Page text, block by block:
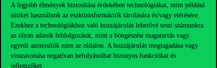
A legjobb élmények biztosítása érdekében technológiákat, mint például
sütiket használunk az eszközinformációk tárolására és/vagy elérésére.
Ezekhez a technológiákhoz való hozzájárulás lehetővé teszi számunkra
az olyan adatok feldolgozását, mint a böngészési magatartás vagy
egyedi azonosítók ezen az oldalon. A hozzájárulás megtagadása vagy
visszavonása negatívan befolyásolhat bizonyos funkciókat és
jellemzőket.
Oktatói elérhetőségek
HUB jelenlegi hallgatóinknak
Sajtó: press@uni-corvinus.hu